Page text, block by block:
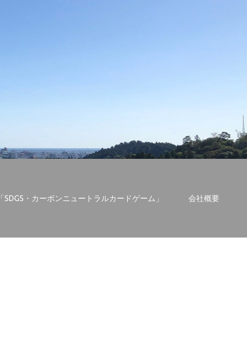
・カーボンニュートラルカードゲーム」 会社概要